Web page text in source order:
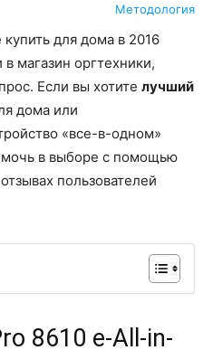
Методология
для дома в 2016
магазин оргтехники,
Если вы хотите лучший
дома или
«все-в-одном»
в выборе с помощью
пользователей
8610 e-All-in-